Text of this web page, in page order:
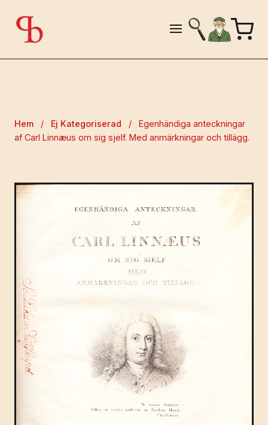
Hem / Ej Kategoriserad /
Egenhändiga anteckningar
af Carl Linnæus om sig sjelf. Med anmärkningar och tillägg.